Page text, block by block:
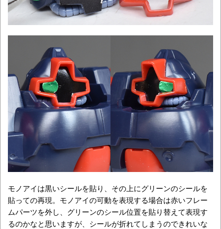
モノアイは黒いシールを貼り、その上にグリーンのシールを
貼っての再現。モノアイの可動を表現する場合は赤いフレー
ムパーツを外し、グリーンのシール位置を貼り替えて表現す
るのかなと思いますが、シールが折れてしまうのできれいな